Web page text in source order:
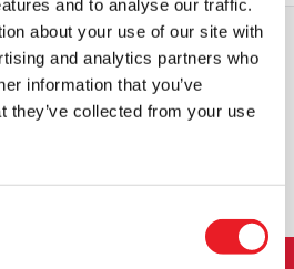
and to analyse our traffic.
about your use of our site with
and analytics partners who
information that you’ve
they’ve collected from your use
LA PLUS GRANDE GAMME DU
ROYAUME-UNI